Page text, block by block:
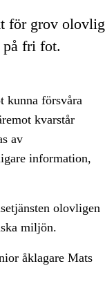
för grov olovlig
på fri fot.
kunna försvåra
kvarstår
av
information,
olovligen
miljön.
åklagare Mats